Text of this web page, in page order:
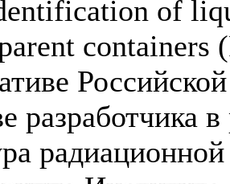
of
containers